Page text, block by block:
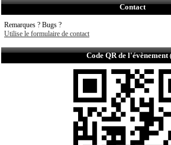
Contact
Remarques ? Bugs ?
Utilise le formulaire de contact
Code QR de l'évènement